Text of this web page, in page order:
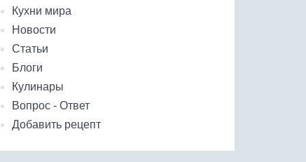
Кухни мира
Новости
Статьи
Блоги
Кулинары
Вопрос - Ответ
Добавить рецепт